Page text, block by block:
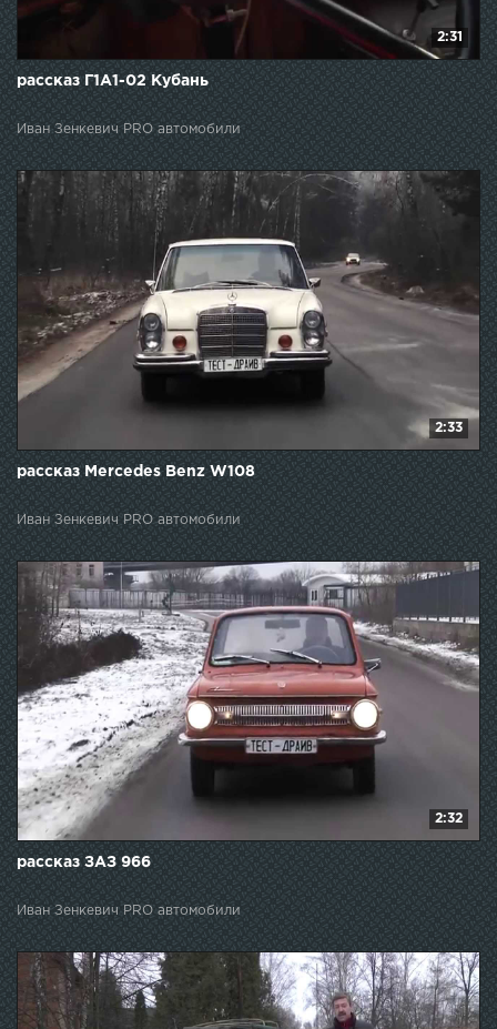
2:31
рассказ Г1А1-02 Кубань
Иван Зенкевич PRO автомобили
2:33
рассказ Mercedes Benz W108
Иван Зенкевич PRO автомобили
2:32
рассказ ЗАЗ 966
Иван Зенкевич PRO автомобили